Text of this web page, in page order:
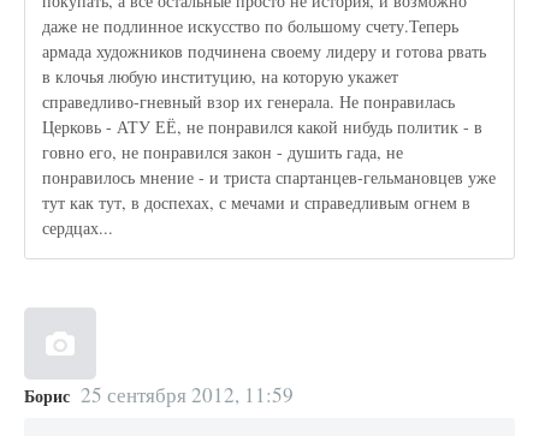
даже не подлинное искусство по большому счету.Теперь
армада художников подчинена своему лидеру и готова рвать
в клочья любую институцию, на которую укажет
справедливо-гневный взор их генерала. Не понравилась
Церковь - АТУ ЕЁ, не понравился какой нибудь политик - в
говно его, не понравился закон - душить гада, не
понравилось мнение - и триста спартанцев-гельмановцев уже
тут как тут, в доспехах, с мечами и справедливым огнем в
сердцах...
Борис 25 сентября 2012, 11:59